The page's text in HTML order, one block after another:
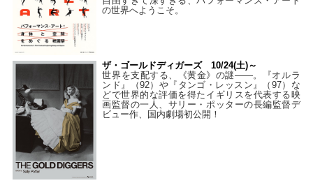
の世界へようこそ。
ザ・ゴールドディガーズ 10/24(土)～
世界を支配する、《黄金》の謎――。『オルラ
ンド』（92）や『タンゴ・レッスン』（97）な
どで世界的な評価を得たイギリスを代表する映
画監督の一人、サリー・ポッターの長編監督デ
ビュー作、国内劇場初公開！